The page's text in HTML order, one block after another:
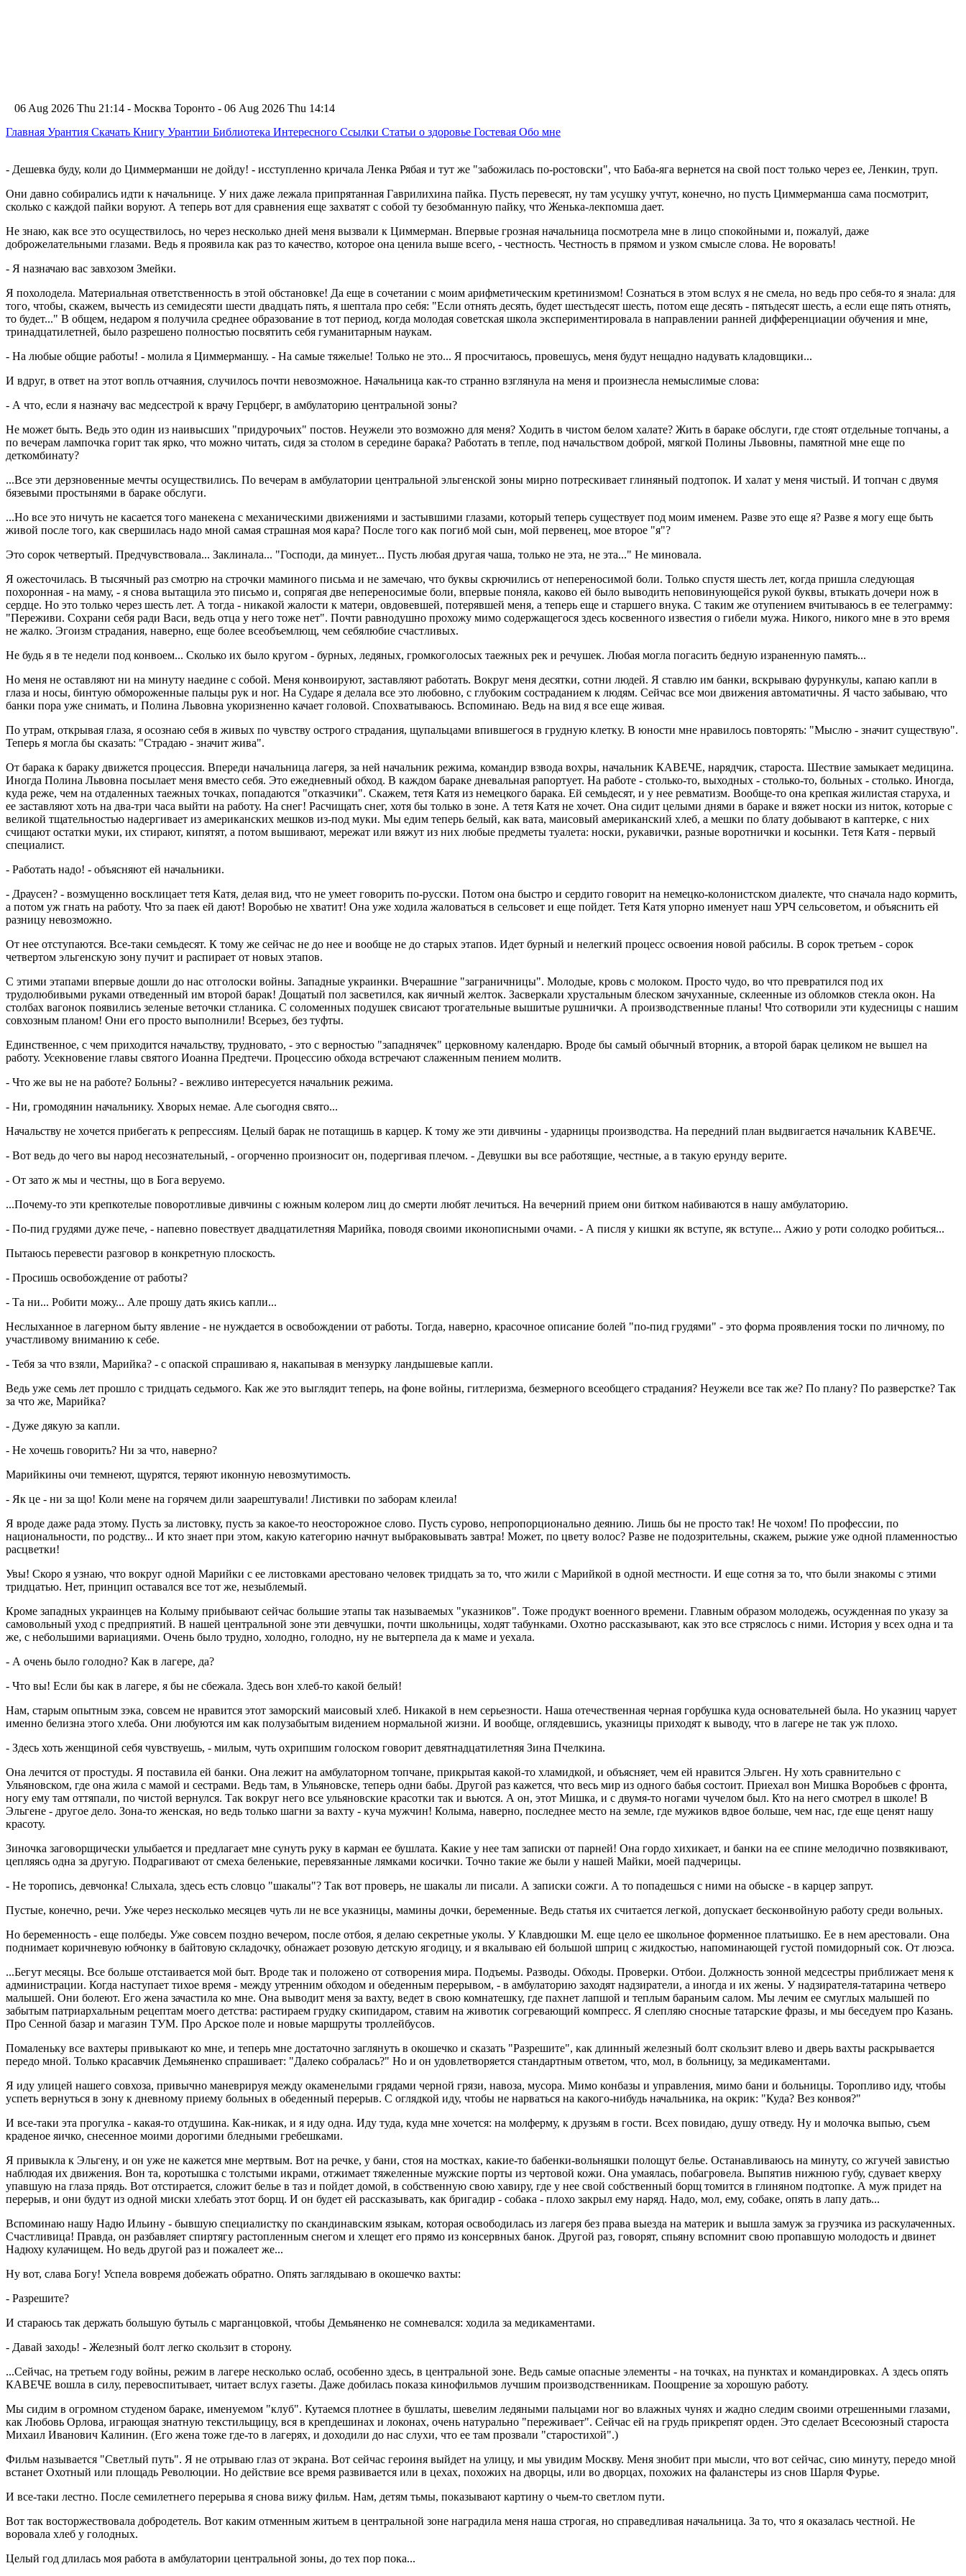
06 Aug 2026 Thu 21:14 - Москва Торонто - 06 Aug 2026 Thu 14:14
Главная Урантия Скачать Книгу Урантии Библиотека Интересного Ссылки Статьи о здоровье Гостевая Обо мне
- Дешевка буду, коли до Циммерманши не дойду! - исступленно кричала Ленка Рябая и тут же "забожилась по-ростовски", что Баба-яга вернется на свой пост только через ее, Ленкин, труп.
Они давно собирались идти к начальнице. У них даже лежала припрятанная Гаврилихина пайка. Пусть перевесят, ну там усушку учтут, конечно, но пусть Циммерманша сама посмотрит,
сколько с каждой пайки воруют. А теперь вот для сравнения еще захватят с собой ту безобманную пайку, что Женька-лекпомша дает.
Не знаю, как все это осуществилось, но через несколько дней меня вызвали к Циммерман. Впервые грозная начальница посмотрела мне в лицо спокойными и, пожалуй, даже
доброжелательными глазами. Ведь я проявила как раз то качество, которое она ценила выше всего, - честность. Честность в прямом и узком смысле слова. Не воровать!
- Я назначаю вас завхозом Змейки.
Я похолодела. Материальная ответственность в этой обстановке! Да еще в сочетании с моим арифметическим кретинизмом! Сознаться в этом вслух я не смела, но ведь про себя-то я знала: для
того, чтобы, скажем, вычесть из семидесяти шести двадцать пять, я шептала про себя: "Если отнять десять, будет шестьдесят шесть, потом еще десять - пятьдесят шесть, а если еще пять отнять,
то будет..." В общем, недаром я получила среднее образование в тот период, когда молодая советская школа экспериментировала в направлении ранней дифференциации обучения и мне,
тринадцатилетней, было разрешено полностью посвятить себя гуманитарным наукам.
- На любые общие работы! - молила я Циммерманшу. - На самые тяжелые! Только не это... Я просчитаюсь, провешусь, меня будут нещадно надувать кладовщики...
И вдруг, в ответ на этот вопль отчаяния, случилось почти невозможное. Начальница как-то странно взглянула на меня и произнесла немыслимые слова:
- А что, если я назначу вас медсестрой к врачу Герцберг, в амбулаторию центральной зоны?
Не может быть. Ведь это один из наивысших "придурочьих" постов. Неужели это возможно для меня? Ходить в чистом белом халате? Жить в бараке обслуги, где стоят отдельные топчаны, а
по вечерам лампочка горит так ярко, что можно читать, сидя за столом в середине барака? Работать в тепле, под начальством доброй, мягкой Полины Львовны, памятной мне еще по
деткомбинату?
...Все эти дерзновенные мечты осуществились. По вечерам в амбулатории центральной эльгенской зоны мирно потрескивает глиняный подтопок. И халат у меня чистый. И топчан с двумя
бязевыми простынями в бараке обслуги.
...Но все это ничуть не касается того манекена с механическими движениями и застывшими глазами, который теперь существует под моим именем. Разве это еще я? Разве я могу еще быть
живой после того, как свершилась надо мной самая страшная моя кара? После того как погиб мой сын, мой первенец, мое второе "я"?
Это сорок четвертый. Предчувствовала... Заклинала... "Господи, да минует... Пусть любая другая чаша, только не эта, не эта..." Не миновала.
Я ожесточилась. В тысячный раз смотрю на строчки маминого письма и не замечаю, что буквы скрючились от непереносимой боли. Только спустя шесть лет, когда пришла следующая
похоронная - на маму, - я снова вытащила это письмо и, сопрягая две непереносимые боли, впервые поняла, каково ей было выводить неповинующейся рукой буквы, втыкать дочери нож в
сердце. Но это только через шесть лет. А тогда - никакой жалости к матери, овдовевшей, потерявшей меня, а теперь еще и старшего внука. С таким же отупением вчитываюсь в ее телеграмму:
"Переживи. Сохрани себя ради Васи, ведь отца у него тоже нет". Почти равнодушно прохожу мимо содержащегося здесь косвенного известия о гибели мужа. Никого, никого мне в это время
не жалко. Эгоизм страдания, наверно, еще более всеобъемлющ, чем себялюбие счастливых.
Не будь я в те недели под конвоем... Сколько их было кругом - бурных, ледяных, громкоголосых таежных рек и речушек. Любая могла погасить бедную израненную память...
Но меня не оставляют ни на минуту наедине с собой. Меня конвоируют, заставляют работать. Вокруг меня десятки, сотни людей. Я ставлю им банки, вскрываю фурункулы, капаю капли в
глаза и носы, бинтую обмороженные пальцы рук и ног. На Сударе я делала все это любовно, с глубоким состраданием к людям. Сейчас все мои движения автоматичны. Я часто забываю, что
банки пора уже снимать, и Полина Львовна укоризненно качает головой. Спохватываюсь. Вспоминаю. Ведь на вид я все еще живая.
По утрам, открывая глаза, я осознаю себя в живых по чувству острого страдания, щупальцами впившегося в грудную клетку. В юности мне нравилось повторять: "Мыслю - значит существую".
Теперь я могла бы сказать: "Страдаю - значит жива".
От барака к бараку движется процессия. Впереди начальница лагеря, за ней начальник режима, командир взвода вохры, начальник КАВЕЧЕ, нарядчик, староста. Шествие замыкает медицина.
Иногда Полина Львовна посылает меня вместо себя. Это ежедневный обход. В каждом бараке дневальная рапортует. На работе - столько-то, выходных - столько-то, больных - столько. Иногда,
куда реже, чем на отдаленных таежных точках, попадаются "отказчики". Скажем, тетя Катя из немецкого барака. Ей семьдесят, и у нее ревматизм. Вообще-то она крепкая жилистая старуха, и
ее заставляют хоть на два-три часа выйти на работу. На снег! Расчищать снег, хотя бы только в зоне. А тетя Катя не хочет. Она сидит целыми днями в бараке и вяжет носки из ниток, которые с
великой тщательностью надергивает из американских мешков из-под муки. Мы едим теперь белый, как вата, маисовый американский хлеб, а мешки по блату добывают в каптерке, с них
счищают остатки муки, их стирают, кипятят, а потом вышивают, мережат или вяжут из них любые предметы туалета: носки, рукавички, разные воротнички и косынки. Тетя Катя - первый
специалист.
- Работать надо! - объясняют ей начальники.
- Драусен? - возмущенно восклицает тетя Катя, делая вид, что не умеет говорить по-русски. Потом она быстро и сердито говорит на немецко-колонистском диалекте, что сначала надо кормить,
а потом уж гнать на работу. Что за паек ей дают! Воробью не хватит! Она уже ходила жаловаться в сельсовет и еще пойдет. Тетя Катя упорно именует наш УРЧ сельсоветом, и объяснить ей
разницу невозможно.
От нее отступаются. Все-таки семьдесят. К тому же сейчас не до нее и вообще не до старых этапов. Идет бурный и нелегкий процесс освоения новой рабсилы. В сорок третьем - сорок
четвертом эльгенскую зону пучит и распирает от новых этапов.
С этими этапами впервые дошли до нас отголоски войны. Западные украинки. Вчерашние "заграничницы". Молодые, кровь с молоком. Просто чудо, во что превратился под их
трудолюбивыми руками отведенный им второй барак! Дощатый пол засветился, как яичный желток. Засверкали хрустальным блеском зачуханные, склеенные из обломков стекла окон. На
столбах вагонок появились зеленые веточки стланика. С соломенных подушек свисают трогательные вышитые рушнички. А производственные планы! Что сотворили эти кудесницы с нашим
совхозным планом! Они его просто выполнили! Всерьез, без туфты.
Единственное, с чем приходится начальству, трудновато, - это с верностью "западнячек" церковному календарю. Вроде бы самый обычный вторник, а второй барак целиком не вышел на
работу. Усекновение главы святого Иоанна Предтечи. Процессию обхода встречают слаженным пением молитв.
- Что же вы не на работе? Больны? - вежливо интересуется начальник режима.
- Ни, громодянин начальнику. Хворых немае. Але сьогодня свято...
Начальству не хочется прибегать к репрессиям. Целый барак не потащишь в карцер. К тому же эти дивчины - ударницы производства. На передний план выдвигается начальник КАВЕЧЕ.
- Вот ведь до чего вы народ несознательный, - огорченно произносит он, подергивая плечом. - Девушки вы все работящие, честные, а в такую ерунду верите.
- От зато ж мы и честны, що в Бога веруемо.
...Почему-то эти крепкотелые поворотливые дивчины с южным колером лиц до смерти любят лечиться. На вечерний прием они битком набиваются в нашу амбулаторию.
- По-пид грудями дуже пече, - напевно повествует двадцатилетняя Марийка, поводя своими иконописными очами. - А писля у кишки як вступе, як вступе... Ажио у роти солодко робиться...
Пытаюсь перевести разговор в конкретную плоскость.
- Просишь освобождение от работы?
- Та ни... Робити можу... Але прошу дать якись капли...
Неслыханное в лагерном быту явление - не нуждается в освобождении от работы. Тогда, наверно, красочное описание болей "по-пид грудями" - это форма проявления тоски по личному, по
участливому вниманию к себе.
- Тебя за что взяли, Марийка? - с опаской спрашиваю я, накапывая в мензурку ландышевые капли.
Ведь уже семь лет прошло с тридцать седьмого. Как же это выглядит теперь, на фоне войны, гитлеризма, безмерного всеобщего страдания? Неужели все так же? По плану? По разверстке? Так
за что же, Марийка?
- Дуже дякую за капли.
- Не хочешь говорить? Ни за что, наверно?
Марийкины очи темнеют, щурятся, теряют иконную невозмутимость.
- Як це - ни за що! Коли мене на горячем дили заарештували! Листивки по заборам клеила!
Я вроде даже рада этому. Пусть за листовку, пусть за какое-то неосторожное слово. Пусть сурово, непропорционально деянию. Лишь бы не просто так! Не чохом! По профессии, по
национальности, по родству... И кто знает при этом, какую категорию начнут выбраковывать завтра! Может, по цвету волос? Разве не подозрительны, скажем, рыжие уже одной пламенностью
расцветки!
Увы! Скоро я узнаю, что вокруг одной Марийки с ее листовками арестовано человек тридцать за то, что жили с Марийкой в одной местности. И еще сотня за то, что были знакомы с этими
тридцатью. Нет, принцип оставался все тот же, незыблемый.
Кроме западных украинцев на Колыму прибывают сейчас большие этапы так называемых "указников". Тоже продукт военного времени. Главным образом молодежь, осужденная по указу за
самовольный уход с предприятий. В нашей центральной зоне эти девчушки, почти школьницы, ходят табунками. Охотно рассказывают, как это все стряслось с ними. История у всех одна и та
же, с небольшими вариациями. Очень было трудно, холодно, голодно, ну не вытерпела да к маме и уехала.
- А очень было голодно? Как в лагере, да?
- Что вы! Если бы как в лагере, я бы не сбежала. Здесь вон хлеб-то какой белый!
Нам, старым опытным зэка, совсем не нравится этот заморский маисовый хлеб. Никакой в нем серьезности. Наша отечественная черная горбушка куда основательней была. Но указниц чарует
именно белизна этого хлеба. Они любуются им как полузабытым видением нормальной жизни. И вообще, оглядевшись, указницы приходят к выводу, что в лагере не так уж плохо.
- Здесь хоть женщиной себя чувствуешь, - милым, чуть охрипшим голоском говорит девятнадцатилетняя Зина Пчелкина.
Она лечится от простуды. Я поставила ей банки. Она лежит на амбулаторном топчане, прикрытая какой-то хламидкой, и объясняет, чем ей нравится Эльген. Ну хоть сравнительно с
Ульяновском, где она жила с мамой и сестрами. Ведь там, в Ульяновске, теперь одни бабы. Другой раз кажется, что весь мир из одного бабья состоит. Приехал вон Мишка Воробьев с фронта,
ногу ему там оттяпали, по чистой вернулся. Так вокруг него все ульяновские красотки так и вьются. А он, этот Мишка, и с двумя-то ногами чучелом был. Кто на него смотрел в школе! В
Эльгене - другое дело. Зона-то женская, но ведь только шагни за вахту - куча мужчин! Колыма, наверно, последнее место на земле, где мужиков вдвое больше, чем нас, где еще ценят нашу
красоту.
Зиночка заговорщически улыбается и предлагает мне сунуть руку в карман ее бушлата. Какие у нее там записки от парней! Она гордо хихикает, и банки на ее спине мелодично позвякивают,
цепляясь одна за другую. Подрагивают от смеха беленькие, перевязанные лямками косички. Точно такие же были у нашей Майки, моей падчерицы.
- Не торопись, девчонка! Слыхала, здесь есть словцо "шакалы"? Так вот проверь, не шакалы ли писали. А записки сожги. А то попадешься с ними на обыске - в карцер запрут.
Пустые, конечно, речи. Уже через несколько месяцев чуть ли не все указницы, мамины дочки, беременные. Ведь статья их считается легкой, допускает бесконвойную работу среди вольных.
Но беременность - еще полбеды. Уже совсем поздно вечером, после отбоя, я делаю секретные уколы. У Клавдюшки М. еще цело ее школьное форменное платьишко. Ее в нем арестовали. Она
поднимает коричневую юбчонку в байтовую складочку, обнажает розовую детскую ягодицу, и я вкалываю ей большой шприц с жидкостью, напоминающей густой помидорный сок. От люэса.
...Бегут месяцы. Все больше отстаивается мой быт. Вроде так и положено от сотворения мира. Подъемы. Разводы. Обходы. Проверки. Отбои. Должность зонной медсестры приближает меня к
администрации. Когда наступает тихое время - между утренним обходом и обеденным перерывом, - в амбулаторию заходят надзиратели, а иногда и их жены. У надзирателя-татарина четверо
малышей. Они болеют. Его жена зачастила ко мне. Она выводит меня за вахту, ведет в свою комнатешку, где пахнет лапшой и теплым бараньим салом. Мы лечим ее смуглых малышей по
забытым патриархальным рецептам моего детства: растираем грудку скипидаром, ставим на животик согревающий компресс. Я слепляю сносные татарские фразы, и мы беседуем про Казань.
Про Сенной базар и магазин ТУМ. Про Арское поле и новые маршруты троллейбусов.
Помаленьку все вахтеры привыкают ко мне, и теперь мне достаточно заглянуть в окошечко и сказать "Разрешите", как длинный железный болт скользит влево и дверь вахты раскрывается
передо мной. Только красавчик Демьяненко спрашивает: "Далеко собралась?" Но и он удовлетворяется стандартным ответом, что, мол, в больницу, за медикаментами.
Я иду улицей нашего совхоза, привычно маневрируя между окаменелыми грядами черной грязи, навоза, мусора. Мимо конбазы и управления, мимо бани и больницы. Торопливо иду, чтобы
успеть вернуться в зону к дневному приему больных в обеденный перерыв. С оглядкой иду, чтобы не нарваться на какого-нибудь начальника, на окрик: "Куда? Вез конвоя?"
И все-таки эта прогулка - какая-то отдушина. Как-никак, и я иду одна. Иду туда, куда мне хочется: на молферму, к друзьям в гости. Всех повидаю, душу отведу. Ну и молочка выпью, съем
краденое яичко, снесенное моими дорогими бледными гребешками.
Я привыкла к Эльгену, и он уже не кажется мне мертвым. Вот на речке, у бани, стоя на мостках, какие-то бабенки-вольняшки полощут белье. Останавливаюсь на минуту, со жгучей завистью
наблюдая их движения. Вон та, коротышка с толстыми икрами, отжимает тяжеленные мужские порты из чертовой кожи. Она умаялась, побагровела. Выпятив нижнюю губу, сдувает кверху
упавшую на глаза прядь. Вот отстирается, сложит белье в таз и пойдет домой, в собственную свою хавиру, где у нее свой собственный борщ томится в глиняном подтопке. А муж придет на
перерыв, и они будут из одной миски хлебать этот борщ. И он будет ей рассказывать, как бригадир - собака - плохо закрыл ему наряд. Надо, мол, ему, собаке, опять в лапу дать...
Вспоминаю нашу Надю Ильину - бывшую специалистку по скандинавским языкам, которая освободилась из лагеря без права выезда на материк и вышла замуж за грузчика из раскулаченных.
Счастливица! Правда, он разбавляет спиртягу растопленным снегом и хлещет его прямо из консервных банок. Другой раз, говорят, спьяну вспомнит свою пропавшую молодость и двинет
Надюху кулачищем. Но ведь другой раз и пожалеет же...
Ну вот, слава Богу! Успела вовремя добежать обратно. Опять заглядываю в окошечко вахты:
- Разрешите?
И стараюсь так держать большую бутыль с марганцовкой, чтобы Демьяненко не сомневался: ходила за медикаментами.
- Давай заходь! - Железный болт легко скользит в сторону.
...Сейчас, на третьем году войны, режим в лагере несколько ослаб, особенно здесь, в центральной зоне. Ведь самые опасные элементы - на точках, на пунктах и командировках. А здесь опять
КАВЕЧЕ вошла в силу, перевоспитывает, читает вслух газеты. Даже добилась показа кинофильмов лучшим производственникам. Поощрение за хорошую работу.
Мы сидим в огромном студеном бараке, именуемом "клуб". Кутаемся плотнее в бушлаты, шевелим ледяными пальцами ног во влажных чунях и жадно следим своими отрешенными глазами,
как Любовь Орлова, играющая знатную текстильщицу, вся в крепдешинах и локонах, очень натурально "переживает". Сейчас ей на грудь прикрепят орден. Это сделает Всесоюзный староста
Михаил Иванович Калинин. (Его жена тоже где-то в лагерях, и доходили до нас слухи, что ее там прозвали "старостихой".)
Фильм называется "Светлый путь". Я не отрываю глаз от экрана. Вот сейчас героиня выйдет на улицу, и мы увидим Москву. Меня знобит при мысли, что вот сейчас, сию минуту, передо мной
встанет Охотный или площадь Революции. Но действие все время развивается или в цехах, похожих на дворцы, или во дворцах, похожих на фаланстеры из снов Шарля Фурье.
И все-таки лестно. После семилетнего перерыва я снова вижу фильм. Нам, детям тьмы, показывают картину о чьем-то светлом пути.
Вот так восторжествовала добродетель. Вот каким отменным житьем в центральной зоне наградила меня наша строгая, но справедливая начальница. За то, что я оказалась честной. Не
воровала хлеб у голодных.
Целый год длилась моя работа в амбулатории центральной зоны, до тех пор пока...